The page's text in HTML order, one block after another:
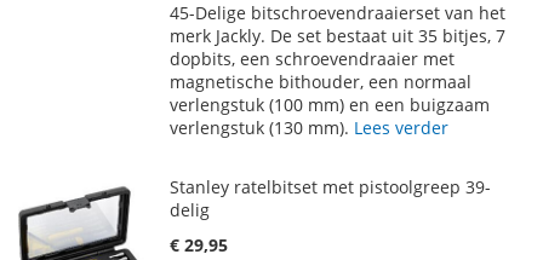
AAN
VERLANGLIJST
TE
VERGELIJKEN
45-Delige bitschroevendraaierset van het
merk Jackly. De set bestaat uit 35 bitjes, 7
dopbits, een schroevendraaier met
magnetische bithouder, een normaal
verlengstuk (100 mm) en een buigzaam
verlengstuk (130 mm). Lees verder
Stanley ratelbitset met pistoolgreep 39-
delig
€ 29,95